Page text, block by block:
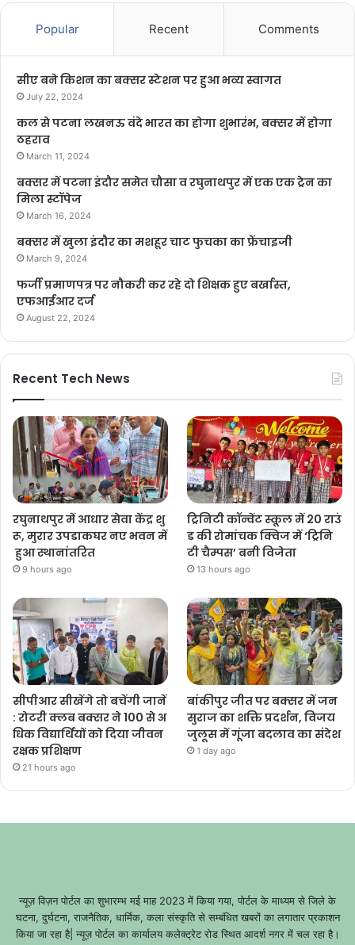
Popular Recent Comments
सीए बने किशन का बक्सर स्टेशन पर हुआ भव्य स्वागत
July 22, 2024
कल से पटना लखनऊ वंदे भारत का होगा शुभारंभ, बक्सर में होगा
ठहराव
March 11, 2024
बक्सर में पटना इंदौर समेत चौसा व रघुनाथपुर में एक एक ट्रेन का
मिला स्टॉपेज
March 16, 2024
बक्सर में खुला इंदौर का मशहूर चाट फुचका का फ्रेंचाइजी
March 9, 2024
फर्जी प्रमाणपत्र पर नौकरी कर रहे दो शिक्षक हुए बर्खास्त,
एफआईआर दर्ज
August 22, 2024
Recent Tech News
रघुनाथपुर में आधार सेवा केंद्र शु
रू, मुरार उपडाकघर नए भवन में
हुआ स्थानांतरित
9 hours ago
ट्रिनिटी कॉन्वेंट स्कूल में 20 राउं
ड की रोमांचक क्विज में ‘ट्रिनि
टी चैम्पस’ बनी विजेता
13 hours ago
सीपीआर सीखेंगे तो बचेंगी जानें
: रोटरी क्लब बक्सर ने 100 से अ
धिक विद्यार्थियों को दिया जीवन
रक्षक प्रशिक्षण
21 hours ago
बांकीपुर जीत पर बक्सर में जन
सुराज का शक्ति प्रदर्शन, विजय
जुलूस में गूंजा बदलाव का संदेश
1 day ago
न्यूज़ विज़न पोर्टल का शुभारम्भ मई माह 2023 में किया गया, पोर्टल के माध्यम से जिले के
घटना, दुर्घटना, राजनैतिक, धार्मिक, कला संस्कृति से सम्बंधित खबरों का लगातार प्रकाशन
किया जा रहा है| न्यूज़ पोर्टल का कार्यालय कलेक्ट्रेट रोड स्थित आदर्श नगर में चल रहा है।